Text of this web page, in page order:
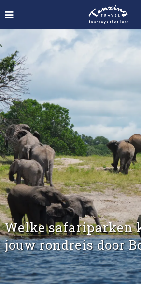
Welke safariparken
jouw rondreis door